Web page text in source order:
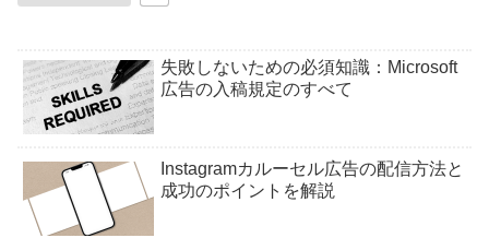
失敗しないための必須知識：Microsoft
広告の入稿規定のすべて
Instagramカルーセル広告の配信方法と
成功のポイントを解説